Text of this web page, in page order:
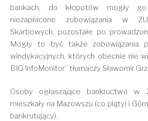
bankach, do kłopotów mogły
niezapłacone zobowiązania w
Skarbowych, pozostałe po
Mogły to być także zobowiązania
windykacyjnych, których obecnie nie
BIG InfoMonitor” tłumaczy Sławomir
Osoby ogłaszające bankructwo w
mieszkały na Mazowszu (co piąty) i
bankrutujący).